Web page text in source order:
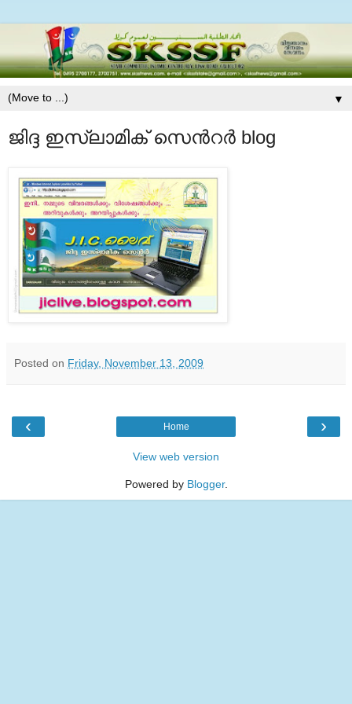
▼
ജിദ്ദ ഇസ്‍ലാമിക് സെന്‍റര്‍ blog
Posted on Friday, November 13, 2009
‹ ›
Home
View web version
Powered by Blogger.